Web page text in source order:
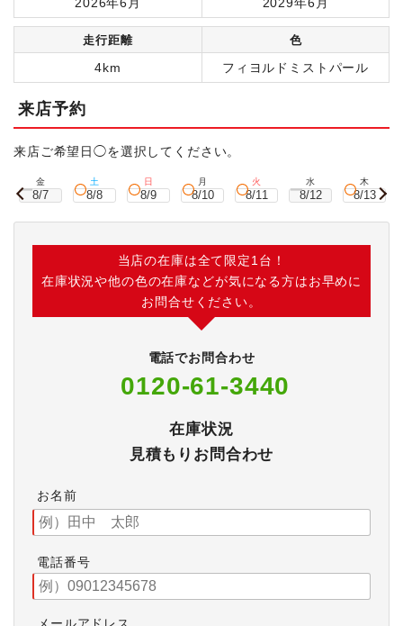
走行距離 色
4km フィヨルドミストパール
来店予約
来店ご希望日◯を選択してください。
金
8/7
土
8/8
日
8/9
月
8/10
火
8/11
水
8/12
木
8/13
当店の在庫は全て限定1台！
在庫状況や他の色の在庫などが気になる方はお早めに
お問合せください。
電話でお問合わせ
0120-61-3440
在庫状況
見積もりお問合わせ
お名前
電話番号
メールアドレス